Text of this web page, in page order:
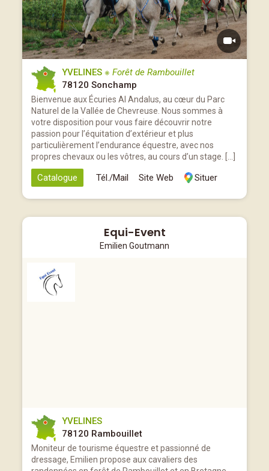
YVELINES ※ Forêt de Rambouillet
78120 Sonchamp
Bienvenue aux Écuries Al Andalus, au cœur du Parc
Naturel de la Vallée de Chevreuse. Nous sommes à
votre disposition pour vous faire découvrir notre
passion pour l’équitation d’extérieur et plus
particulièrement l’endurance équestre, avec nos
propres chevaux ou les vôtres, au cours d’un stage. […]
Catalogue Tél./Mail Site Web Situer
Equi-Event
Emilien Goutmann
YVELINES
78120 Rambouillet
Moniteur de tourisme équestre et passionné de
dressage, Emilien propose aux cavaliers des